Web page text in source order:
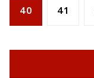
40 41